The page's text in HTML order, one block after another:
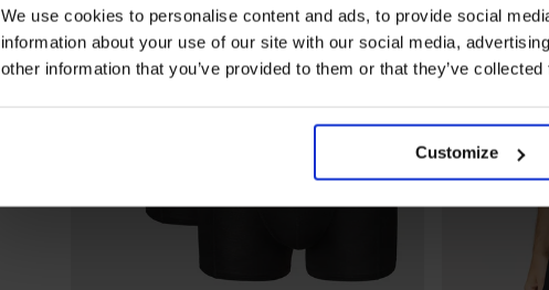
We use cookies to personalise content and ads, to provide social
information about your use of our site with our social media,
other information that you’ve provided to them or that they’ve
Customize